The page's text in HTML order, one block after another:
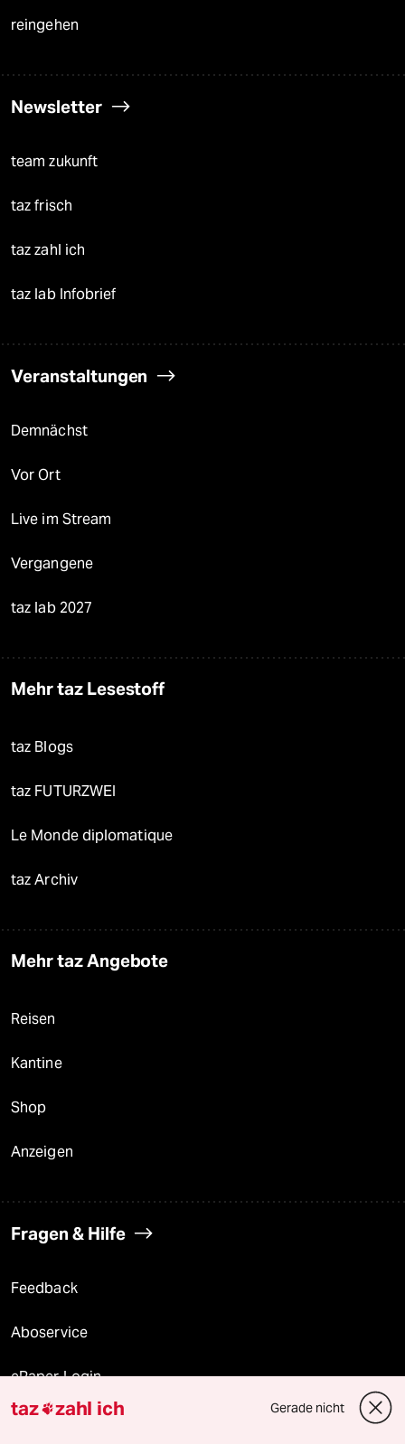
reingehen
Newsletter
team zukunft
taz frisch
taz zahl ich
taz lab Infobrief
Veranstaltungen
Demnächst
Vor Ort
Live im Stream
Vergangene
taz lab 2027
Mehr taz Lesestoff
taz Blogs
taz FUTURZWEI
Le Monde diplomatique
taz Archiv
Mehr taz Angebote
Reisen
Kantine
Shop
Anzeigen
Fragen & Hilfe
Feedback
Aboservice
ePaper Login
Downloads für Abonnierende
taz zahl ich Gerade nicht